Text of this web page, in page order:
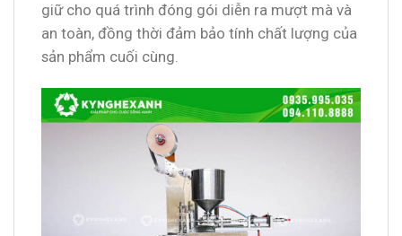
giữ cho quá trình đóng gói diễn ra mượt mà và
an toàn, đồng thời đảm bảo tính chất lượng của
sản phẩm cuối cùng.